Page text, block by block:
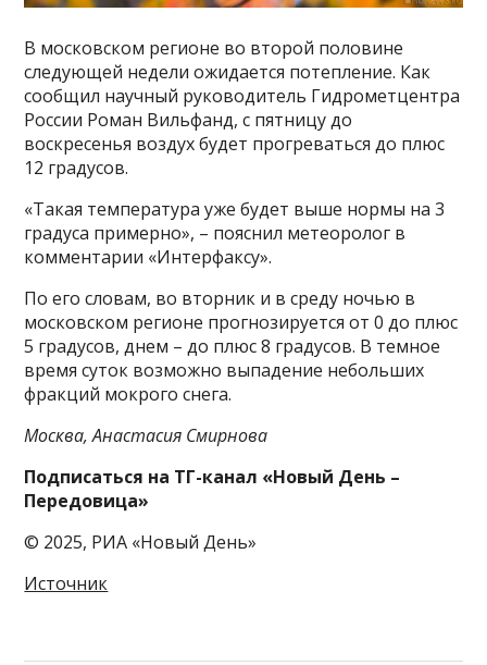
В московском регионе во второй половине
следующей недели ожидается потепление. Как
сообщил научный руководитель Гидрометцентра
России Роман Вильфанд, с пятницу до
воскресенья воздух будет прогреваться до плюс
12 градусов.
«Такая температура уже будет выше нормы на 3
градуса примерно», – пояснил метеоролог в
комментарии «Интерфаксу».
По его словам, во вторник и в среду ночью в
московском регионе прогнозируется от 0 до плюс
5 градусов, днем – до плюс 8 градусов. В темное
время суток возможно выпадение небольших
фракций мокрого снега.
Москва, Анастасия Смирнова
Подписаться на ТГ-канал «Новый День –
Передовица»
© 2025, РИА «Новый День»
Источник